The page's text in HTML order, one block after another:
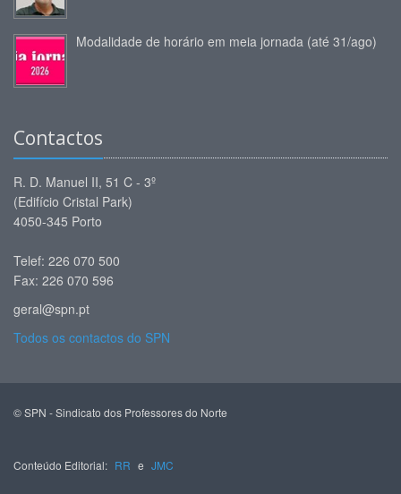
Modalidade de horário em meia jornada (até 31/ago)
Contactos
R. D. Manuel II, 51 C - 3º
(Edifício Cristal Park)
4050-345 Porto
Telef: 226 070 500
Fax: 226 070 596
geral@spn.pt
Todos os contactos do SPN
© SPN - Sindicato dos Professores do Norte
Conteúdo Editorial: RR e JMC